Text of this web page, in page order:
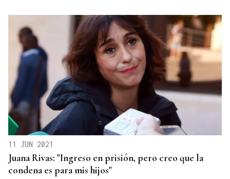
11 JUN 2021
Juana Rivas: "Ingreso en prisión, pero creo que la
condena es para mis hijos"